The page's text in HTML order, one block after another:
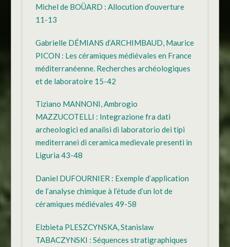
Michel de BOÜARD : Allocution d’ouverture
11-13
Gabrielle DÉMIANS d’ARCHIMBAUD, Maurice
PICON : Les céramiques médiévales en France
méditerranéenne. Recherches archéologiques
et de laboratoire 15-42
Tiziano MANNONI, Ambrogio
MAZZUCOTELLI : Integrazione fra dati
archeologici ed analisi di laboratorio dei tipi
mediterranei di ceramica medievale presenti in
Liguria 43-48
Daniel DUFOURNIER : Exemple d’application
de l’analyse chimique à l’étude d’un lot de
céramiques médiévales 49-58
Elzbieta PLESZCYNSKA, Stanislaw
TABACZYNSKI : Séquences stratigraphiques